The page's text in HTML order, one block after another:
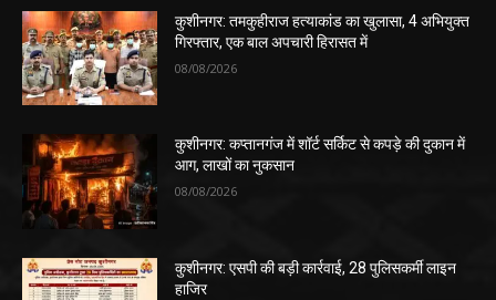
कुशीनगर: तमकुहीराज हत्याकांड का खुलासा, 4 अभियुक्त
गिरफ्तार, एक बाल अपचारी हिरासत में
08/08/2026
कुशीनगर: कप्तानगंज में शॉर्ट सर्किट से कपड़े की दुकान में
आग, लाखों का नुकसान
08/08/2026
कुशीनगर: एसपी की बड़ी कार्रवाई, 28 पुलिसकर्मी लाइन
हाजिर